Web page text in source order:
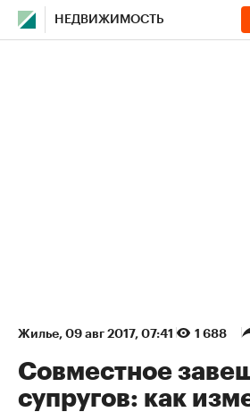
НЕДВИЖИМОСТЬ
Жилье⁠, 09 авг 2017, 07:41 1 688
Совместное
супругов: как